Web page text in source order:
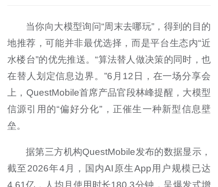
当你向大模型询问“周末去哪玩”，得到的目的
地推荐，可能并非最优选择，而是平台生态内“近
水楼台”的优先推送。“算法替人做决策的同时，也
在替人划定信息边界。”6月12日，在一场分享会
上，QuestMobile首席产品官段林峰提醒，大模型
信源引用的“偏好分化”，正催生一种新型信息壁
垒。
据第三方机构QuestMobile发布的数据显示，
截至2026年4月，国内AI原生App用户规模已达
4.61亿，人均月使用时长180.3分钟，呈爆发式增